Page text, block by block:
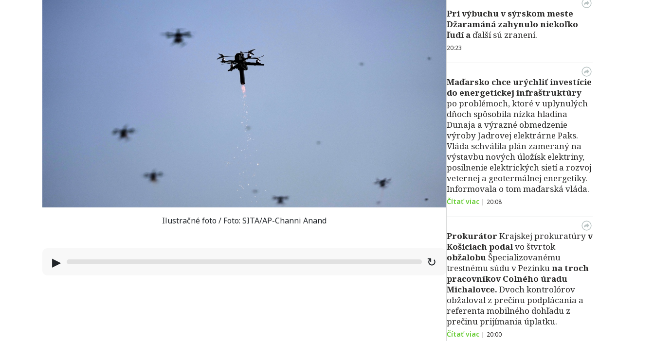
Ilustračné foto / Foto: SITA/AP-Channi Anand
▶ ↻
Pri výbuchu v sýrskom meste
Džaramáná zahynulo niekoľko
ľudí a ďalší sú zranení.
20:23
Maďarsko chce urýchliť investície
do energetickej infraštruktúry
po problémoch, ktoré v uplynulých
dňoch spôsobila nízka hladina
Dunaja a výrazné obmedzenie
výroby Jadrovej elektrárne Paks.
Vláda schválila plán zameraný na
výstavbu nových úložísk elektriny,
posilnenie elektrických sietí a rozvoj
veternej a geotermálnej energetiky.
Informovala o tom maďarská vláda.
Čítať viac | 20:08
Prokurátor Krajskej prokuratúryv
Košiciach podalvo štvrtok
obžalobu Špecializovanému
trestnému súdu v Pezinkuna troch
pracovníkov Colného úradu
Michalovce. Dvoch kontrolórov
obžaloval z prečinu podplácania a
referenta mobilného dohľadu z
prečinu prijímania úplatku.
Čítať viac | 20:00